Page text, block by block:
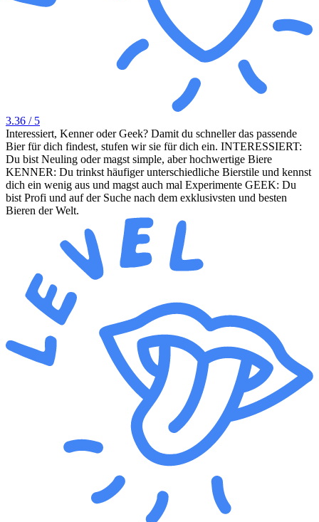
3.36 / 5
Interessiert, Kenner oder Geek? Damit du schneller das passende
Bier für dich findest, stufen wir sie für dich ein. INTERESSIERT:
Du bist Neuling oder magst simple, aber hochwertige Biere
KENNER: Du trinkst häufiger unterschiedliche Bierstile und kennst
dich ein wenig aus und magst auch mal Experimente GEEK: Du
bist Profi und auf der Suche nach dem exklusivsten und besten
Bieren der Welt.